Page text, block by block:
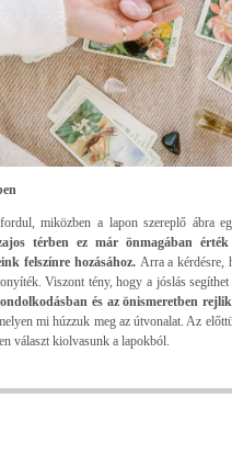
miközben a lapon szereplő ábra
térben ez már önmagában
felszínre hozásához. Arra a kérdésre,
Viszont tény, hogy a jóslás
és az önismeretben
mi húzzuk meg az útvonalat. Az
választ kiolvasunk a lapokból.